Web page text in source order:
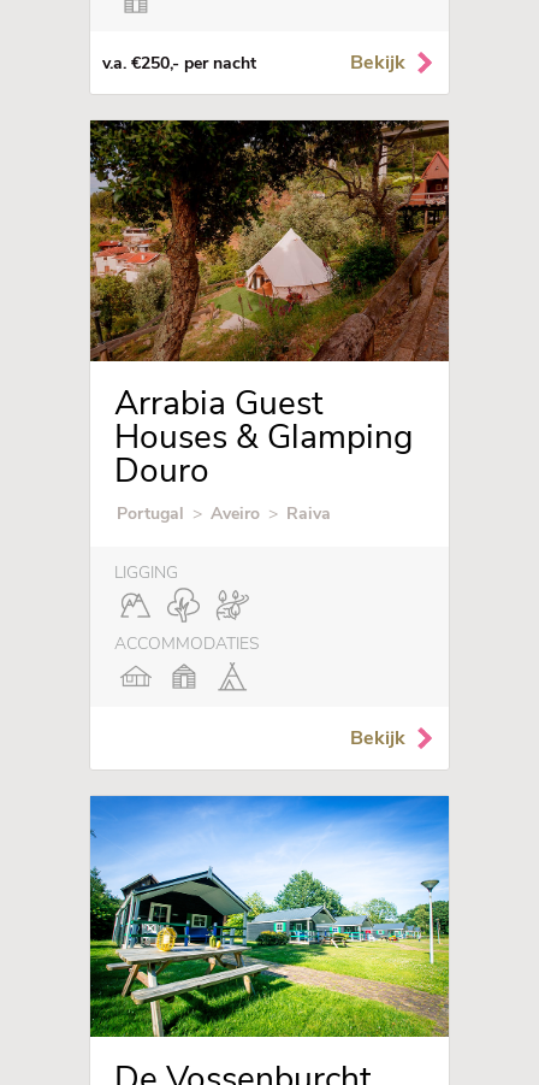
v.a. €250,- per nacht Bekijk
Arrabia Guest
Houses & Glamping
Douro
Portugal > Aveiro > Raiva
LIGGING
ACCOMMODATIES
Bekijk